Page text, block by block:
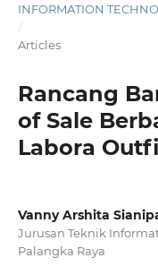
INFORMATION
/
Articles
Rancang
of Sale
Labora
Vanny Arshita
Jurusan Teknik
Palangka Raya